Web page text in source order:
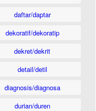
daftar/daptar
dekoratif/dekoratip
dekret/dekrit
detail/detil
diagnosis/diagnosa
durian/duren